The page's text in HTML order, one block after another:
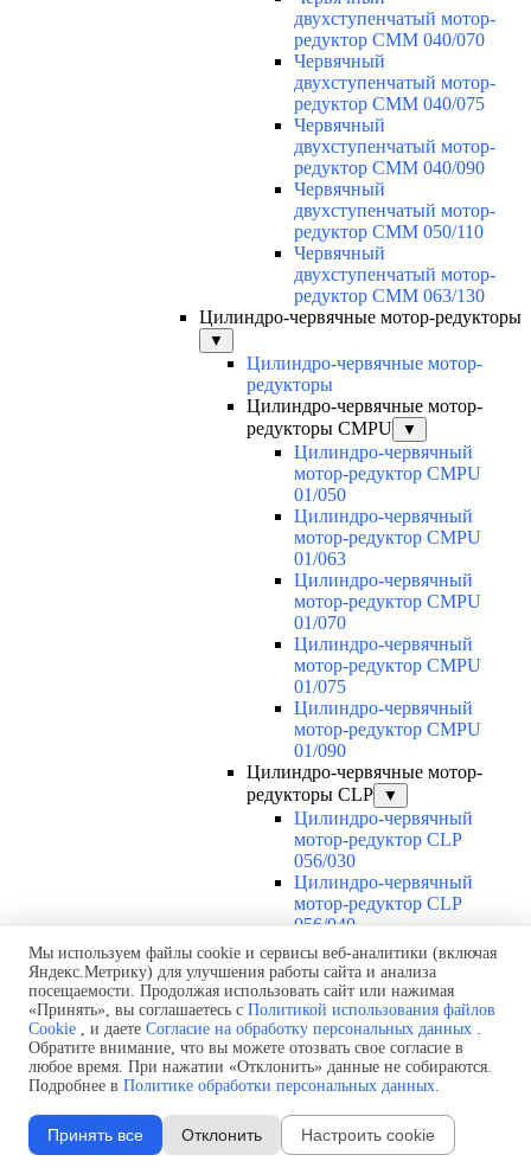
двухступенчатый мотор-
редуктор CMM 040/070
Червячный
двухступенчатый мотор-
редуктор CMM 040/075
Червячный
двухступенчатый мотор-
редуктор CMM 040/090
Червячный
двухступенчатый мотор-
редуктор CMM 050/110
Червячный
двухступенчатый мотор-
редуктор CMM 063/130
Цилиндро-червячные мотор-редукторы
▼
Цилиндро-червячные мотор-
редукторы
Цилиндро-червячные мотор-
редукторы CMPU
▼
Цилиндро-червячный
мотор-редуктор CMPU
01/050
Цилиндро-червячный
мотор-редуктор CMPU
01/063
Цилиндро-червячный
мотор-редуктор CMPU
01/070
Цилиндро-червячный
мотор-редуктор CMPU
01/075
Цилиндро-червячный
мотор-редуктор CMPU
01/090
Цилиндро-червячные мотор-
редукторы CLP
▼
Цилиндро-червячный
мотор-редуктор CLP
056/030
Цилиндро-червячный
мотор-редуктор CLP
056/040
Цилиндро-червячный
мотор-редуктор CLP
063/040
Цилиндро-червячный
мотор-редуктор CLP
063/050
Цилиндро-червячный
мотор-редуктор CLP
071/050
Цилиндро-червячный
мотор-редуктор CLP
Мы используем файлы cookie и сервисы веб-аналитики (включая
Яндекс.Метрику) для улучшения работы сайта и анализа
посещаемости. Продолжая использовать сайт или нажимая
«Принять», вы соглашаетесь с Политикой использования файлов
Cookie , и даете Согласие на обработку персональных данных .
Обратите внимание, что вы можете отозвать свое согласие в
любое время. При нажатии «Отклонить» данные не собираются.
Подробнее в Политике обработки персональных данных.
Принять все Отклонить Настроить cookie